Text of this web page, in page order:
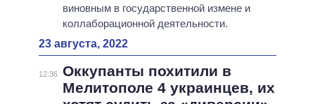
виновным в государственной измене и
коллаборационной деятельности.
23 августа, 2022
12:36 Оккупанты похитили в
Мелитополе 4 украинцев, их